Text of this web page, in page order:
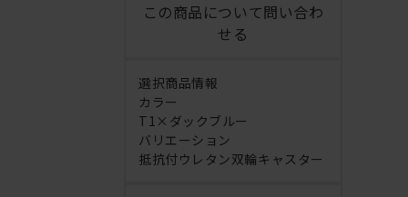
この商品について問い合わ
せる
選択商品情報
カラー
T1×ダックブルー
バリエーション
抵抗付ウレタン双輪キャスター